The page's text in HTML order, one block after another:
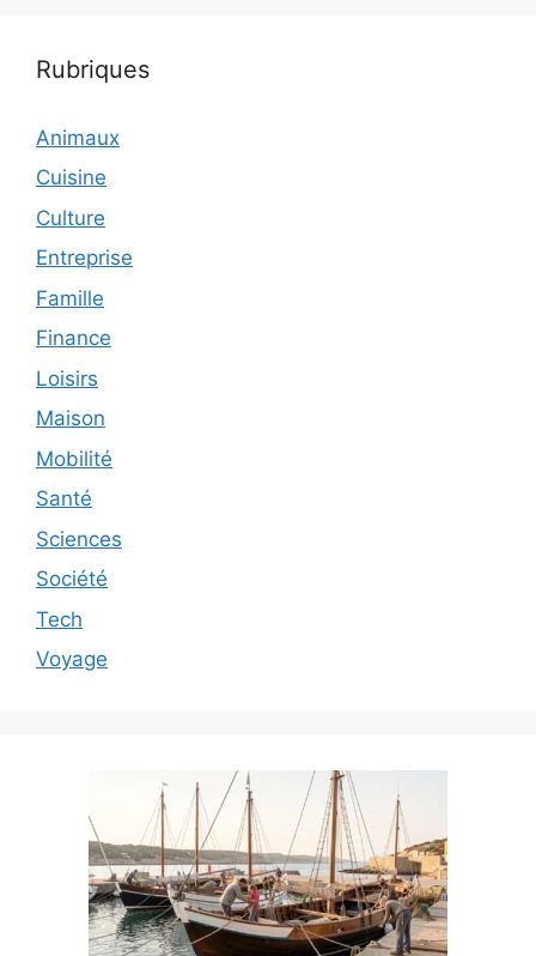
Rubriques
Animaux
Cuisine
Culture
Entreprise
Famille
Finance
Loisirs
Maison
Mobilité
Santé
Sciences
Société
Tech
Voyage